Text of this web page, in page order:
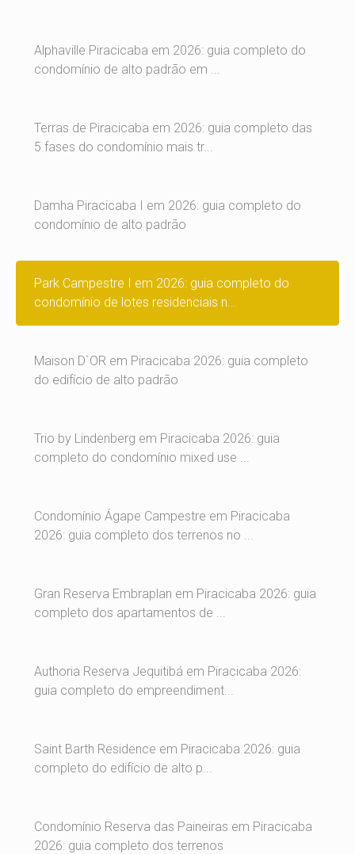
Alphaville Piracicaba em 2026: guia completo do
condomínio de alto padrão em ...
Terras de Piracicaba em 2026: guia completo das
5 fases do condomínio mais tr...
Damha Piracicaba I em 2026: guia completo do
condomínio de alto padrão
Park Campestre I em 2026: guia completo do
condomínio de lotes residenciais n...
Maison D`OR em Piracicaba 2026: guia completo
do edifício de alto padrão
Trio by Lindenberg em Piracicaba 2026: guia
completo do condomínio mixed use ...
Condomínio Ágape Campestre em Piracicaba
2026: guia completo dos terrenos no ...
Gran Reserva Embraplan em Piracicaba 2026: guia
completo dos apartamentos de ...
Authoria Reserva Jequitibá em Piracicaba 2026:
guia completo do empreendiment...
Saint Barth Residence em Piracicaba 2026: guia
completo do edifício de alto p...
Condomínio Reserva das Paineiras em Piracicaba
2026: guia completo dos terrenos